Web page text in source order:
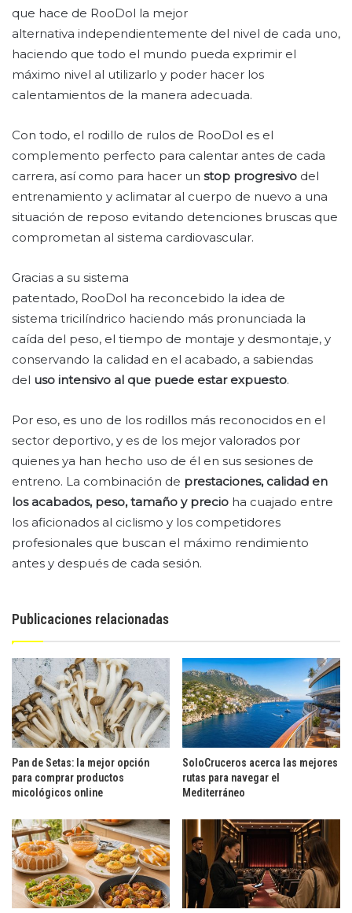
que hace de RooDol la mejor
alternativa independientemente del nivel de cada uno,
haciendo que todo el mundo pueda exprimir el
máximo nivel al utilizarlo y poder hacer los
calentamientos de la manera adecuada.
Con todo, el rodillo de rulos de RooDol es el
complemento perfecto para calentar antes de cada
carrera, así como para hacer un stop progresivo del
entrenamiento y aclimatar al cuerpo de nuevo a una
situación de reposo evitando detenciones bruscas que
comprometan al sistema cardiovascular.
Gracias a su sistema
patentado, RooDol ha reconcebido la idea de
sistema tricilíndrico haciendo más pronunciada la
caída del peso, el tiempo de montaje y desmontaje, y
conservando la calidad en el acabado, a sabiendas
del uso intensivo al que puede estar expuesto.
Por eso, es uno de los rodillos más reconocidos en el
sector deportivo, y es de los mejor valorados por
quienes ya han hecho uso de él en sus sesiones de
entreno. La combinación de prestaciones, calidad en
los acabados, peso, tamaño y precio ha cuajado entre
los aficionados al ciclismo y los competidores
profesionales que buscan el máximo rendimiento
antes y después de cada sesión.
Publicaciones relacionadas
Pan de Setas: la mejor opción
para comprar productos
micológicos online
SoloCruceros acerca las mejores
rutas para navegar el
Mediterráneo